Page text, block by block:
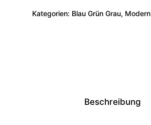
Kategorien: Blau Grün Grau, Modern
Beschreibung